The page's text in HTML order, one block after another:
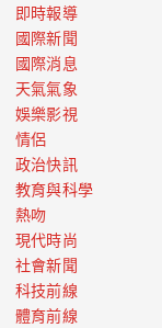
即時報導
國際新聞
國際消息
天氣氣象
娛樂影視
情侶
政治快訊
教育與科學
熱吻
現代時尚
社會新聞
科技前線
體育前線